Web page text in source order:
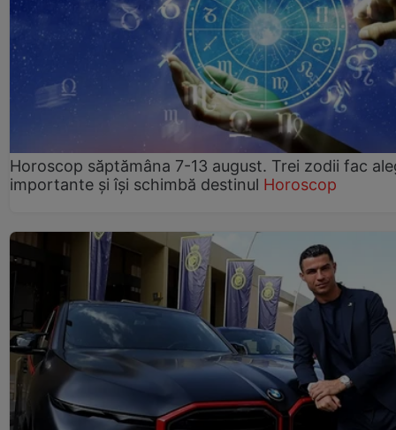
Horoscop săptămâna 7-13 august. Trei zodii fac
importante și își schimbă destinul Horoscop